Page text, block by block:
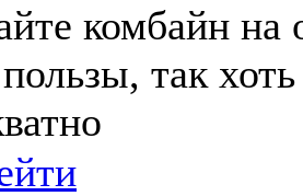
комбайн на
так